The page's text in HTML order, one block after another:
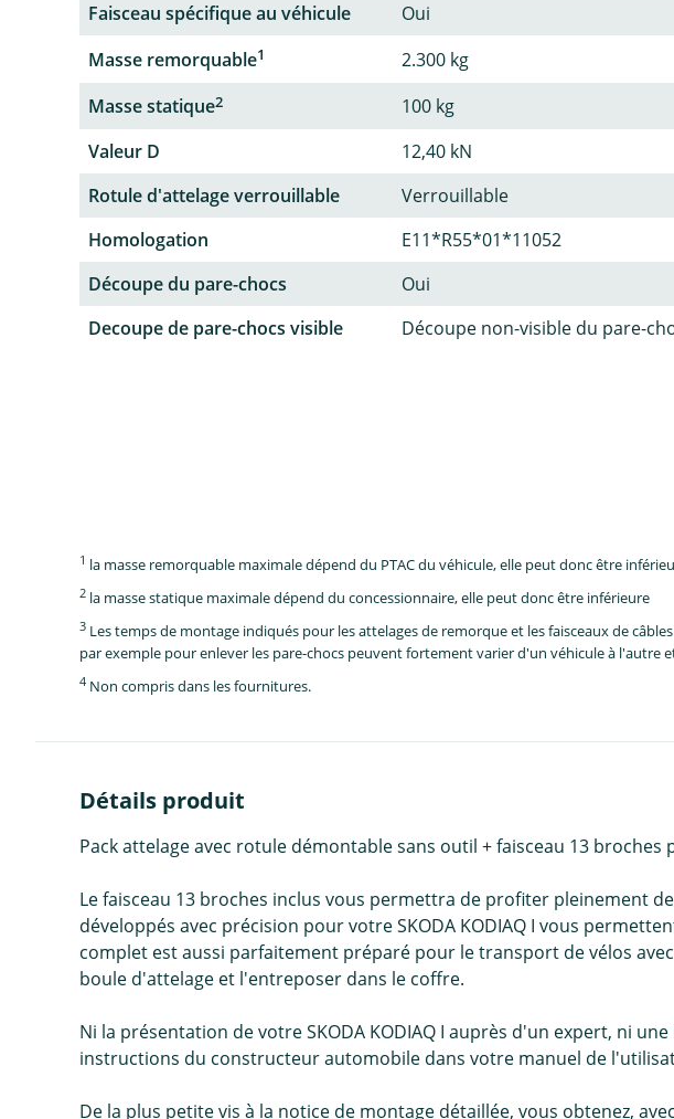
Faisceau spécifique au véhicule
Oui
Masse remorquable1
2.300 kg
Masse statique2
100 kg
Valeur D
12,40 kN
Rotule d'attelage verrouillable
Verrouillable
Homologation
E11*R55*01*11052
Découpe du pare-chocs
Oui
Decoupe de pare-chocs visible
Découpe non-visible du pare-
1 la masse remorquable maximale dépend du PTAC du véhicule, elle peut donc être
2 la masse statique maximale dépend du concessionnaire, elle peut donc être inférieure
3 Les temps de montage indiqués pour les attelages de remorque et les faisceaux de
par exemple pour enlever les pare-chocs peuvent fortement varier d'un véhicule à
4 Non compris dans les fournitures.
Détails produit
Pack attelage avec rotule démontable sans outil + faisceau 13 broches
Le faisceau 13 broches inclus vous permettra de profiter pleinement
développés avec précision pour votre SKODA KODIAQ I vous
complet est aussi parfaitement préparé pour le transport de vélos
boule d'attelage et l'entreposer dans le coffre.
Ni la présentation de votre SKODA KODIAQ I auprès d'un expert, ni
instructions du constructeur automobile dans votre manuel de
De la plus petite vis à la notice de montage détaillée, vous obtenez,